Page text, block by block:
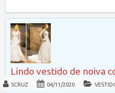
Lindo vestido de noiva
SCRUZ 04/11/2020